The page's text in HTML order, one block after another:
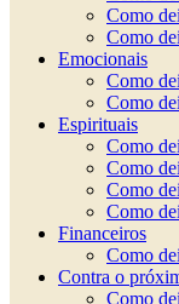
Como
Como
Emocionais
Como
Como
Espirituais
Como
Como
Como
Como
Financeiros
Como
Contra o
Como